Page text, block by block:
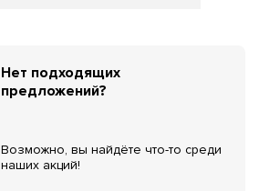
Нет подходящих
предложений?
Возможно, вы найдёте что-то среди
наших акций!